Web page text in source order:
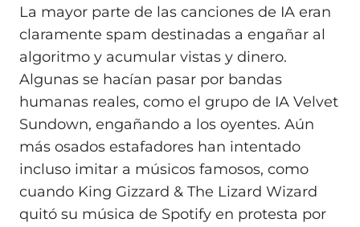
La mayor parte de las canciones de IA eran
claramente spam destinadas a engañar al
algoritmo y acumular vistas y dinero.
Algunas se hacían pasar por bandas
humanas reales, como el grupo de IA Velvet
Sundown, engañando a los oyentes. Aún
más osados estafadores han intentado
incluso imitar a músicos famosos, como
cuando King Gizzard & The Lizard Wizard
quitó su música de Spotify en protesta por